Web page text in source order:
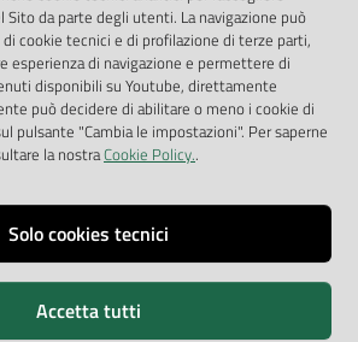
Sito da parte degli utenti. La navigazione può
cookie tecnici e di profilazione di terze parti,
esperienza di navigazione e permettere di
disponibili su Youtube, direttamente
può decidere di abilitare o meno i cookie di
pulsante "Cambia le impostazioni". Per saperne
la nostraCookie Policy..
Solo cookies tecnici
Accetta tutti